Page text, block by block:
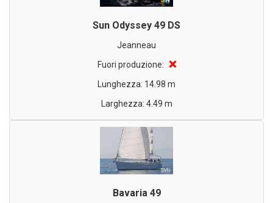
Sun Odyssey 49 DS
Jeanneau
Fuori produzione: ❌
Lunghezza: 14.98 m
Larghezza: 4.49 m
Bavaria 49